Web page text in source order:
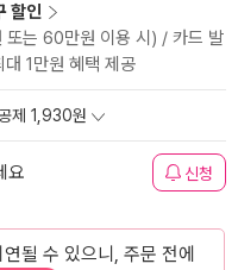
할인
또는 60만원 이용 시) / 카드 발
1만원 혜택 제공
제 1,930원
요 신청
될 수 있으니, 주문 전에